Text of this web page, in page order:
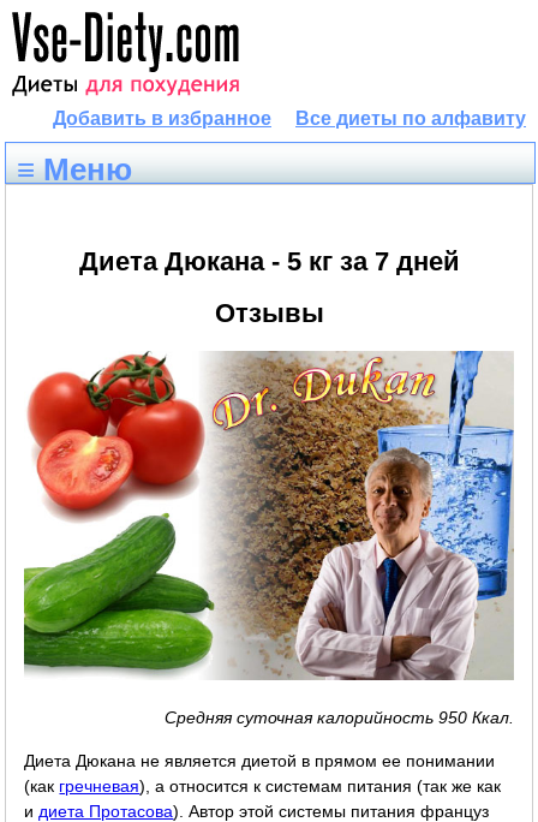
Все диеты по алфавиту
Добавить в избранное
≡ Меню
Диета Дюкана - 5 кг за 7 дней
Отзывы
Средняя суточная калорийность 950 Ккал.
Диета Дюкана не является диетой в прямом ее понимании
(как гречневая), а относится к системам питания (так же как
и диета Протасова). Автор этой системы питания француз